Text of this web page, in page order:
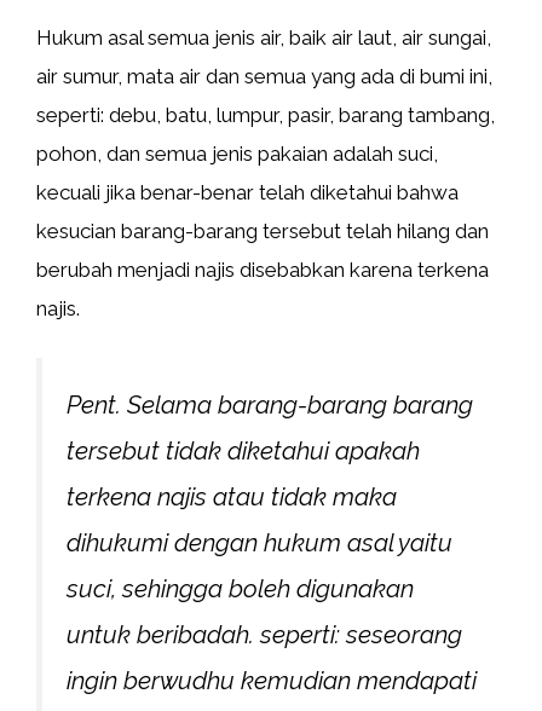
Hukum asal semua jenis air, baik air laut, air sungai,
air sumur, mata air dan semua yang ada di bumi ini,
seperti: debu, batu, lumpur, pasir, barang tambang,
pohon, dan semua jenis pakaian adalah suci,
kecuali jika benar-benar telah diketahui bahwa
kesucian barang-barang tersebut telah hilang dan
berubah menjadi najis disebabkan karena terkena
najis.
Pent. Selama barang-barang barang
tersebut tidak diketahui apakah
terkena najis atau tidak maka
dihukumi dengan hukum asal yaitu
suci, sehingga boleh digunakan
untuk beribadah. seperti: seseorang
ingin berwudhu kemudian mendapati